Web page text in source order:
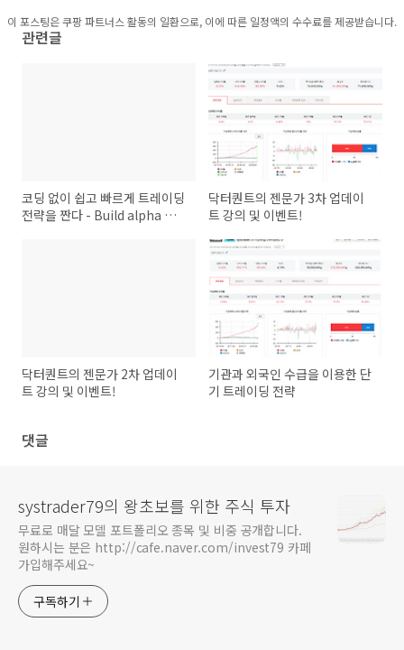
이 포스팅은 쿠팡 파트너스 활동의 일환으로, 이에 따른 일정액의 수수료를 제공받습니다.
관련글
코딩 없이 쉽고 빠르게 트레이딩
전략을 짠다 - Build alpha 소
닥터퀀트의 젠문가 3차 업데이
트 강의 및 이벤트!
닥터퀀트의 젠문가 2차 업데이
트 강의 및 이벤트!
기관과 외국인 수급을 이용한 단
기 트레이딩 전략
댓글
systrader79의 왕초보를 위한 주식 투자
무료로 매달 모델 포트폴리오 종목 및 비중 공개합니다.
원하시는 분은 http://cafe.naver.com/invest79 카페
가입해주세요~
구독하기